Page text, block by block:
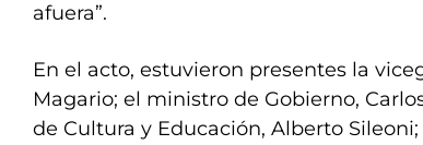
afuera”.
En el acto, estuvieron presentes la
Magario; el ministro de Gobierno,
de Cultura y Educación, Alberto